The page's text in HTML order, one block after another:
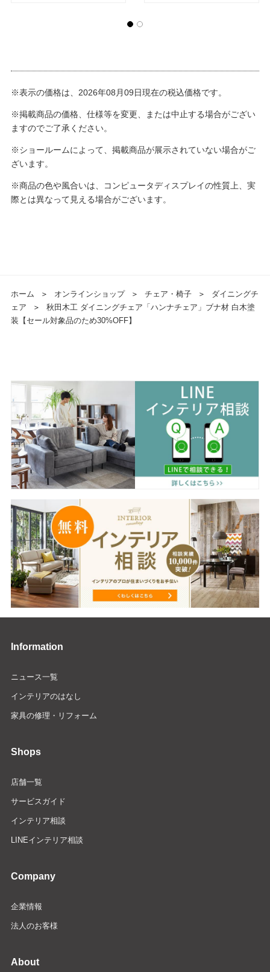
※表示の価格は、2026年08月09日現在の税込価格です。
※掲載商品の価格、仕様等を変更、または中止する場合がござい
ますのでご了承ください。
※ショールームによって、掲載商品が展示されていない場合がご
ざいます。
※商品の色や風合いは、コンピュータディスプレイの性質上、実
際とは異なって見える場合がございます。
ホーム ＞ オンラインショップ ＞ チェア・椅子 ＞
ダイニングチ
ェア
＞
秋田木工 ダイニングチェア「ハンナチェア」ブナ材 白木塗
装【セール対象品のため30%OFF】
Information
ニュース一覧
インテリアのはなし
家具の修理・リフォーム
Shops
店舗一覧
サービスガイド
インテリア相談
LINEインテリア相談
Company
企業情報
法人のお客様
About